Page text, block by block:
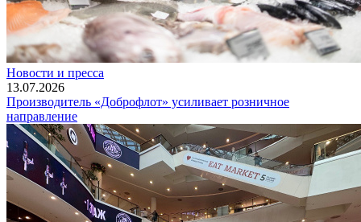
Новости и пресса
13.07.2026
Производитель «Доброфлот» усиливает розничное
направление